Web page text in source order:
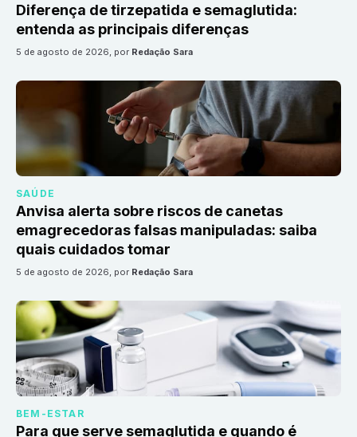
Diferença de tirzepatida e semaglutida:
entenda as principais diferenças
5 de agosto de 2026, por Redação Sara
SAÚDE
Anvisa alerta sobre riscos de canetas
emagrecedoras falsas manipuladas: saiba
quais cuidados tomar
5 de agosto de 2026, por Redação Sara
BEM-ESTAR
Para que serve semaglutida e quando é